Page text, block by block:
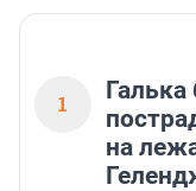
1
на